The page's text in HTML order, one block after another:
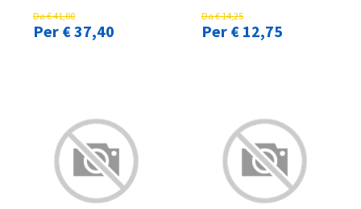
Da € 41,80
Per € 37,40
FEMMINILI A FIRENZE, PARIGI
E MILANO (1871-1890-1902-
Da € 14,25
Per € 12,75